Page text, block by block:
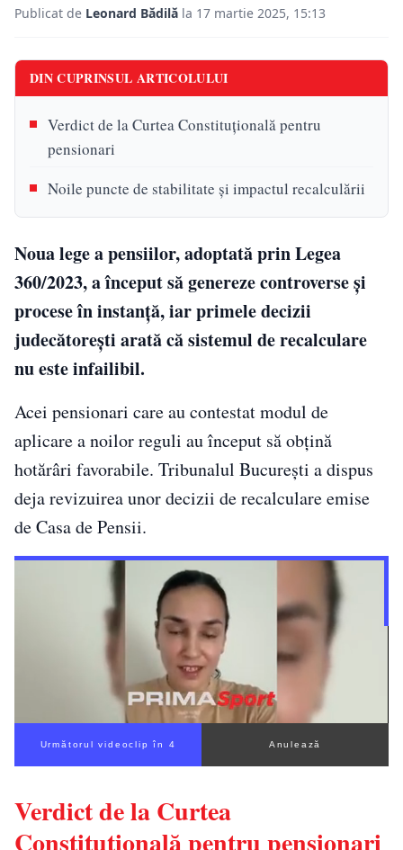
Publicat de Leonard Bădilă la 17 martie 2025, 15:13
DIN CUPRINSUL ARTICOLULUI
Verdict de la Curtea Constituțională pentru
pensionari
Noile puncte de stabilitate și impactul recalculării
Noua lege a pensiilor, adoptată prin Legea
360/2023, a început să genereze controverse și
procese în instanță, iar primele decizii
judecătorești arată că sistemul de recalculare
nu este infailibil.
Acei pensionari care au contestat modul de
aplicare a noilor reguli au început să obțină
hotărâri favorabile. Tribunalul București a dispus
deja revizuirea unor decizii de recalculare emise
de Casa de Pensii.
Următorul videoclip în 3 Anulează
Verdict de la Curtea
Constituțională pentru pensionari